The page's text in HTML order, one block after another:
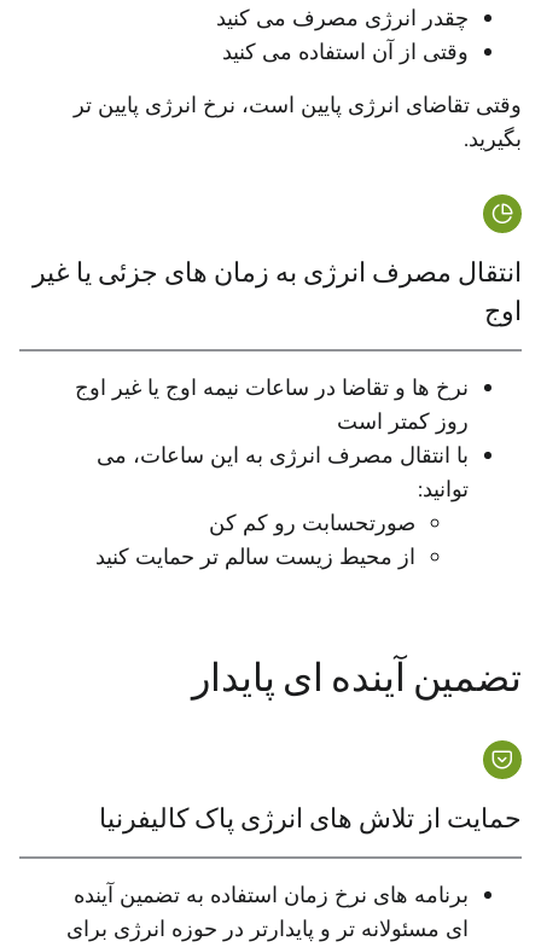
چقدر انرژی مصرف می کنید
وقتی از آن استفاده می کنید
وقتی تقاضای انرژی پایین است، نرخ انرژی پایین تر
بگیرید.
انتقال مصرف انرژی به زمان های جزئی یا غیر
اوج
نرخ ها و تقاضا در ساعات نیمه اوج یا غیر اوج
روز کمتر است
با انتقال مصرف انرژی به این ساعات، می
توانید:
صورتحسابت رو کم کن
از محیط زیست سالم تر حمایت کنید
تضمین آینده ای پایدار
حمایت از تلاش های انرژی پاک کالیفرنیا
برنامه های نرخ زمان استفاده به تضمین آینده
ای مسئولانه تر و پایدارتر در حوزه انرژی برای